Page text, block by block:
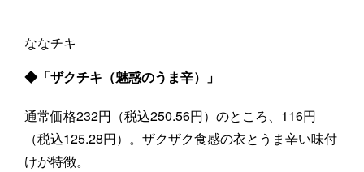
ななチキ
◆「ザクチキ（魅惑のうま辛）」
通常価格232円（税込250.56円）のところ、116円
（税込125.28円）。ザクザク食感の衣とうま辛い味付
けが特徴。